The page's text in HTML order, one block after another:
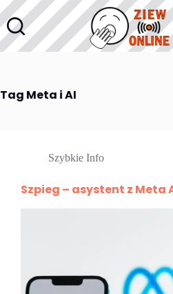
Przejdź
do
treści
Tag Meta i AI
Szybkie Info
Szpieg – asystent z Meta